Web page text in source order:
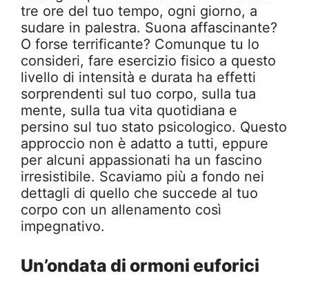
tre ore del tuo tempo, ogni giorno, a
sudare in palestra. Suona affascinante?
O forse terrificante? Comunque tu lo
consideri, fare esercizio fisico a questo
livello di intensità e durata ha effetti
sorprendenti sul tuo corpo, sulla tua
mente, sulla tua vita quotidiana e
persino sul tuo stato psicologico. Questo
approccio non è adatto a tutti, eppure
per alcuni appassionati ha un fascino
irresistibile. Scaviamo più a fondo nei
dettagli di quello che succede al tuo
corpo con un allenamento così
impegnativo.
Un’ondata di ormoni euforici